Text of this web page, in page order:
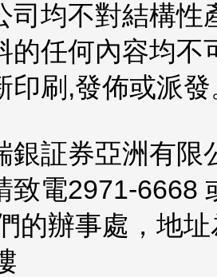
司均不對結構
的任何內容均不
印刷,發佈或派
銀証券亞洲有限
致電2971-6668
的辦事處，地